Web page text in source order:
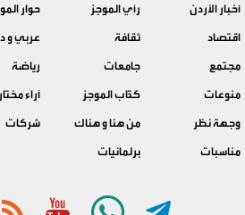
أخبار الأردن
رأي الموجز حوار
اقتصاد
ثقافة عربي و
مجتمع
جامعات رياضة
منوعات
كتّاب الموجز آراء
وجهة نظر
من هنا و هناك شركات
مناسبات
برلمانيات